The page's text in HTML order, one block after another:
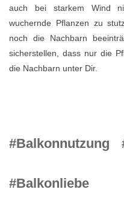
auch bei starkem Wind
wuchernde Pflanzen zu
noch die Nachbarn
sicherstellen, dass nur die
die Nachbarn unter Dir.
#Balkonnutzung
#Balkonliebe